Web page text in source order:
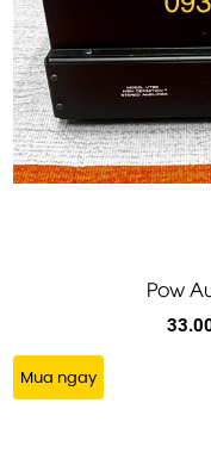
Pow
Mua ngay